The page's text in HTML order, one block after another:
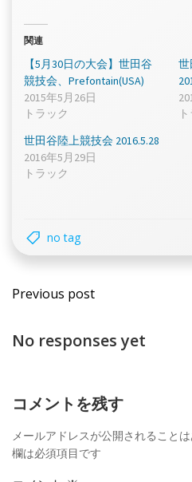
関連
【5月30日の大会】世田谷
競技会、Prefontain(USA)
2015年5月26日
トラック
世田谷陸上競技会 2016.5.28
2016年5月29日
トラック
no tag
Post
navigation
Previous post
No responses yet
コメントを残す
メールアドレスが公開されることは
欄は必須項目です